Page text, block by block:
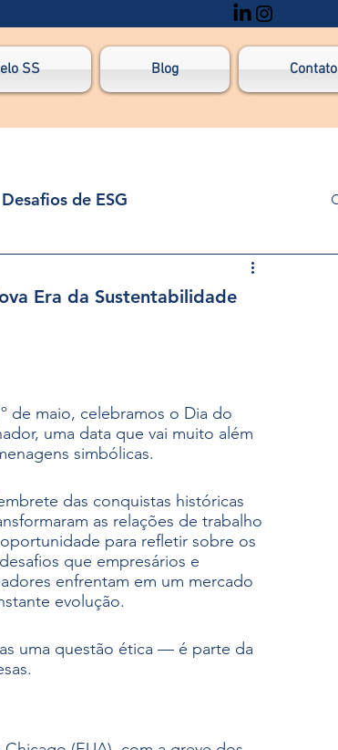
SS Blog Contato
Desafios de ESG
de pessoas Riscos Pscicosociais
Era da Sustentabilidade
de maio, celebramos o Dia do
uma data que vai muito além
simbólicas.
das conquistas históricas
as relações de trabalho
para refletir sobre os
que empresários e
enfrentam em um mercado
evolução.
uma questão ética — é parte da